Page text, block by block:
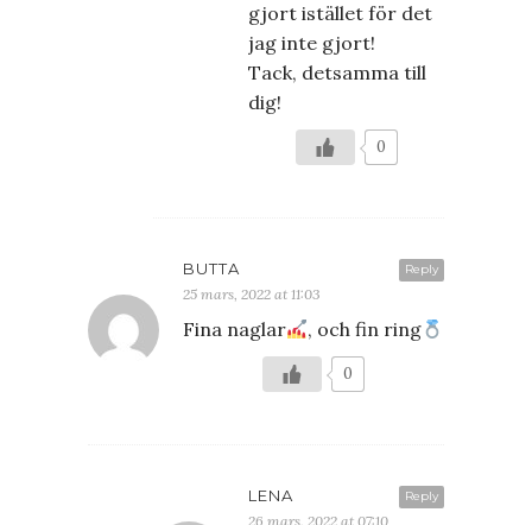
gjort istället för det
jag inte gjort!
Tack, detsamma till
dig!
0
Reply
BUTTA
25 mars, 2022 at 11:03
Fina naglar , och fin ring
0
Reply
LENA
26 mars, 2022 at 07:10